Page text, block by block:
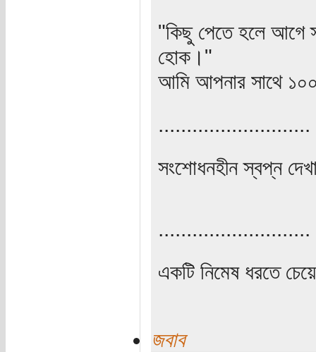
"কিছু পেতে হলে আগে
হোক।"
আমি আপনার সাথে
...........................
সংশোধনহীন স্বপ্ন
...........................
একটি নিমেষ ধরতে
জবাব